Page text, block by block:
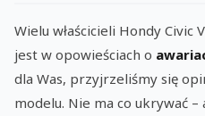
Wielu właścicieli Hondy Civic
jest w opowieściach o
dla Was, przyjrzeliśmy się
modelu. Nie ma co ukrywać